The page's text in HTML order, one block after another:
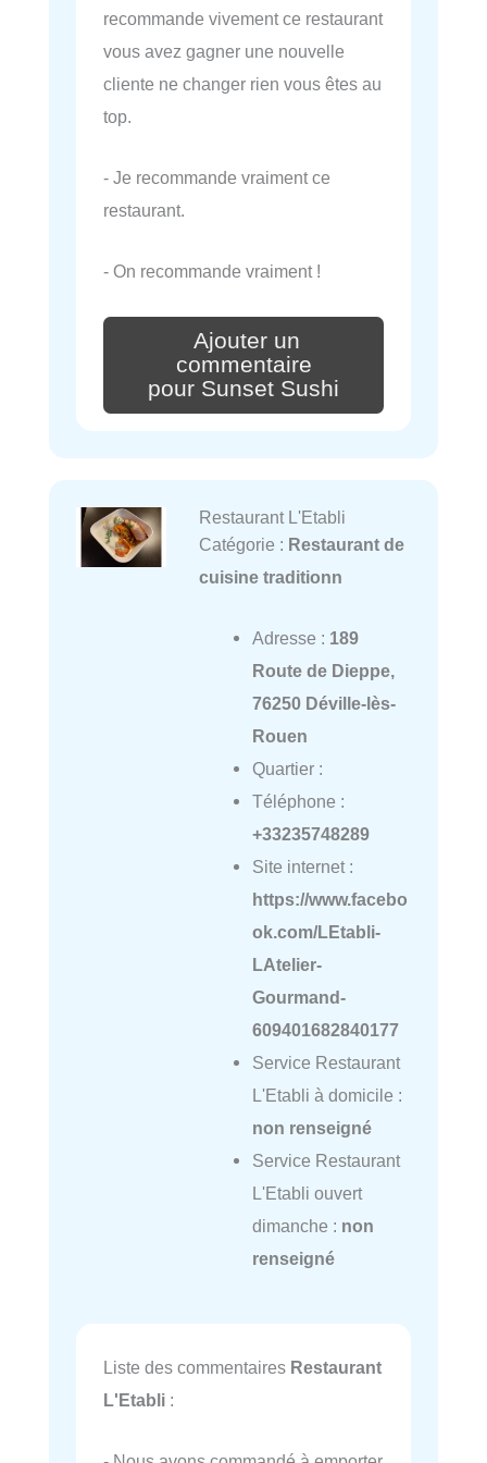
recommande vivement ce restaurant
vous avez gagner une nouvelle
cliente ne changer rien vous êtes au
top.
- Je recommande vraiment ce
restaurant.
- On recommande vraiment !
Ajouter un
commentaire
pour Sunset Sushi
Restaurant L'Etabli
Catégorie : Restaurant de
cuisine traditionn
Adresse : 189
Route de Dieppe,
76250 Déville-lès-
Rouen
Quartier :
Téléphone :
+33235748289
Site internet :
https://www.facebo
ok.com/LEtabli-
LAtelier-
Gourmand-
609401682840177
Service Restaurant
L'Etabli à domicile :
non renseigné
Service Restaurant
L'Etabli ouvert
dimanche : non
renseigné
Liste des commentaires Restaurant
L'Etabli :